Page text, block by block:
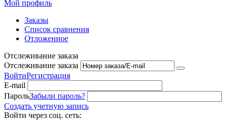
Мой профиль
Заказы
Список сравнения
Отложенное
Отслеживание заказа
Отслеживание заказа
ВойтиРегистрация
E-mail
ПарольЗабыли пароль?
Создать учетную запись
Войти через соц. сеть: